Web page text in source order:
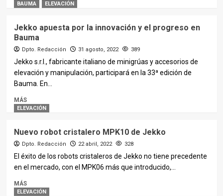
BAUMA ELEVACIÓN
Jekko apuesta por la innovación y el progreso en
Bauma
Dpto. Redacción 31 agosto, 2022 389
Jekko s.r.l., fabricante italiano de minigrúas y accesorios de
elevación y manipulación, participará en la 33ª edición de
Bauma. En...
MÁS
ELEVACIÓN
Nuevo robot cristalero MPK10 de Jekko
Dpto. Redacción 22 abril, 2022 328
El éxito de los robots cristaleros de Jekko no tiene precedente
en el mercado, con el MPK06 más que introducido,...
MÁS
ELEVACIÓN